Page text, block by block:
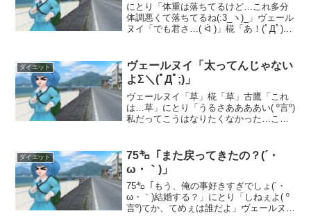
にとり「体重は落ちてるけど…これ多分
体調悪くて落ちてるね(:3_ヽ)_」ヴェール
ヌイ「でも君さ…( ᐛ )」椛「あ！(ﾟДﾟ)」
思ってました(｀・ω・´)ｷ...
ダイエット
ヴェールヌイ「太ってんじゃない
よΣ＼(ﾟДﾟ;)」
ヴェールヌイ「草」椛「草」古鷹「これ
は…草」にとり「うるさああああい( º言º)
私だってこうはなりたくなかった…こん
なに(体重が)あると見えないとか言われる
ね...
ダイエット
75㌔「また戻ってきたの？(´・
ω・｀)」
75㌔「もう、俺の事好きすぎでしょ(´・
ω・｀)結婚する？」にとり「しねぇよ( º
言º)てか、てめぇは誰だよ」ヴェールヌイ